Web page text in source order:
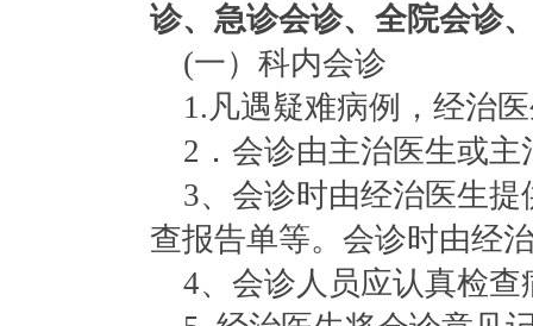
诊、急诊会诊、全院会诊
(一）科内会诊
1.凡遇疑难病例，经治
2．会诊由主治医生或
3、会诊时由经治医生
查报告单等。会诊时由经
4、会诊人员应认真检